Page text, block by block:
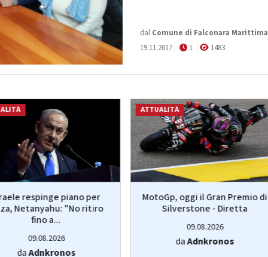
dal Comune di Falconara Marittima
19.11.2017
1 1483
respinge piano per
Netanyahu: "No ritiro
fino a...
09.08.2026
daAdnkronos
ATTUALITÀ
MotoGp, oggi il Gran Premio di
Silverstone - Diretta
09.08.2026
daAdnkronos